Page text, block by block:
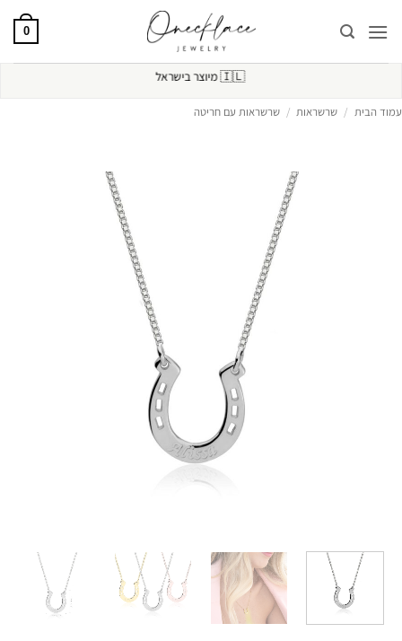
0
🇮🇱מיוצר בישראל
עמוד הבית / שרשראות / שרשראות עם חריטה